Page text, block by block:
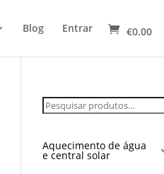
Blog Entrar €0.00
Aquecimento de água
e central solar